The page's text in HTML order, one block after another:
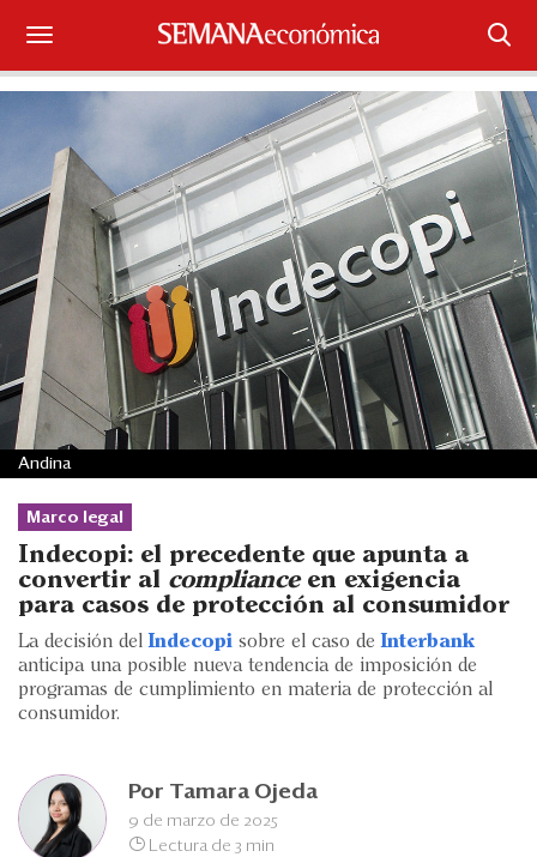
Suscríbase
Iniciar sesión
Portada
¿Qué está pasando?
Sectores y Empresas
Management
Economía y Finanzas
Legal y Política
Eventos
Blogs
Ranking CEO
Edición Impresa
Marco legal
Indecopi: el precedente que apunta a
convertir al compliance en exigencia
para casos de protección al consumidor
La decisión del Indecopi sobre el caso de
Interbank
anticipa una posible nueva tendencia de imposición de
programas de cumplimiento en materia de protección al
consumidor.
Por Tamara Ojeda
9 de marzo de 2025
Lectura de 3 min
Andina